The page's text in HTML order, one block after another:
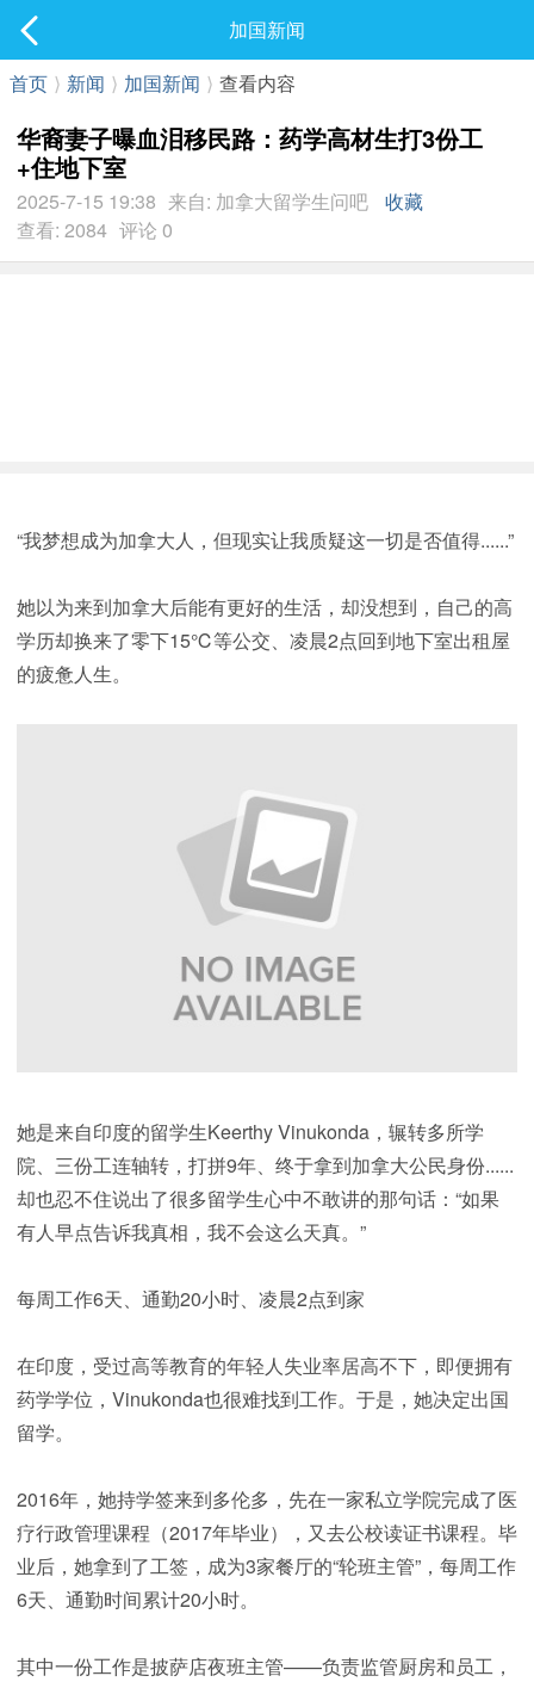
最新发表
加国新闻
首页 ⟩ 新闻 ⟩ 加国新闻 ⟩ 查看内容
华裔妻子曝血泪移民路：药学高材生打3份工
+住地下室
2025-7-15 19:38 来自: 加拿大留学生问吧
收藏
查看: 2084 评论 0
“我梦想成为加拿大人，但现实让我质疑这一切是否值得......”
她以为来到加拿大后能有更好的生活，却没想到，自己的高
学历却换来了零下15℃等公交、凌晨2点回到地下室出租屋
的疲惫人生。
她是来自印度的留学生Keerthy Vinukonda，辗转多所学
院、三份工连轴转，打拼9年、终于拿到加拿大公民身份......
却也忍不住说出了很多留学生心中不敢讲的那句话：“如果
有人早点告诉我真相，我不会这么天真。”
每周工作6天、通勤20小时、凌晨2点到家
在印度，受过高等教育的年轻人失业率居高不下，即便拥有
药学学位，Vinukonda也很难找到工作。于是，她决定出国
留学。
2016年，她持学签来到多伦多，先在一家私立学院完成了医
疗行政管理课程（2017年毕业），又去公校读证书课程。毕
业后，她拿到了工签，成为3家餐厅的“轮班主管”，每周工作
6天、通勤时间累计20小时。
其中一份工作是披萨店夜班主管——负责监管厨房和员工，